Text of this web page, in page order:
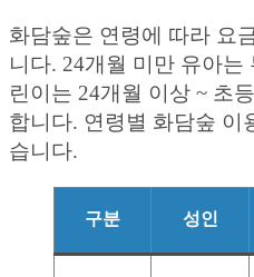
화담숲은 연령에 따라 요
니다. 24개월 미만 유아는
린이는 24개월 이상 ~ 초
합니다. 연령별 화담숲 이
습니다.
구분 성인